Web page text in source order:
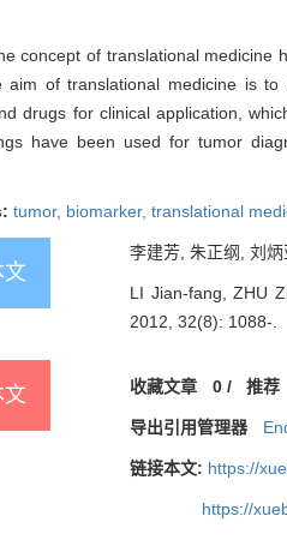
concept of translational
aim of translational medicine is
drugs for clinical application,
have been used for tumor
tumor, biomarker, translational
文
李建芳, 朱正纲, 刘
LI Jian-fang, ZHU
2012, 32(8): 1088-.
收藏文章 0/ 推荐
导出引用管理器
链接本文: https://
https://